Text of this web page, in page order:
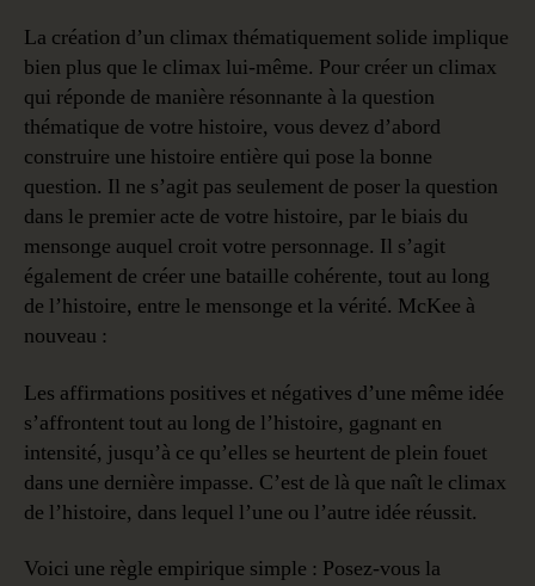
La création d’un climax thématiquement solide implique
bien plus que le climax lui-même. Pour créer un climax
qui réponde de manière résonnante à la question
thématique de votre histoire, vous devez d’abord
construire une histoire entière qui pose la bonne
question. Il ne s’agit pas seulement de poser la question
dans le premier acte de votre histoire, par le biais du
mensonge auquel croit votre personnage. Il s’agit
également de créer une bataille cohérente, tout au long
de l’histoire, entre le mensonge et la vérité. McKee à
nouveau :
Les affirmations positives et négatives d’une même idée
s’affrontent tout au long de l’histoire, gagnant en
intensité, jusqu’à ce qu’elles se heurtent de plein fouet
dans une dernière impasse. C’est de là que naît le climax
de l’histoire, dans lequel l’une ou l’autre idée réussit.
Voici une règle empirique simple : Posez-vous la